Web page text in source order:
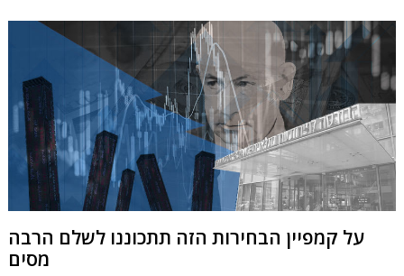
על קמפיין הבחירות הזה תתכוננו לשלם הרבה
מסים